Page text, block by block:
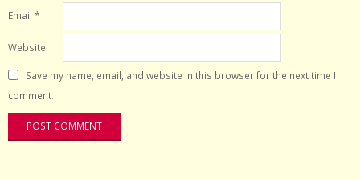
Email *
Website
Save my name, email, and website in this browser for the next time I
comment.